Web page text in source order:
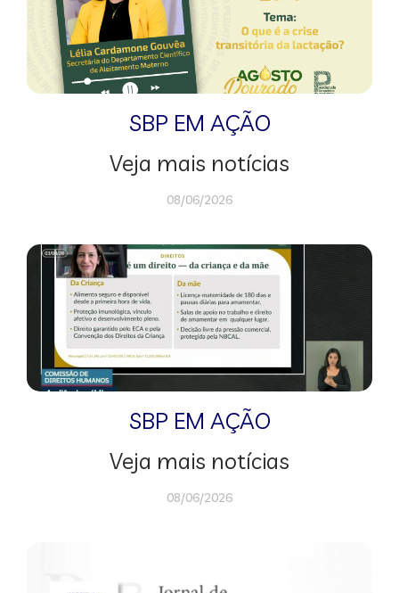
SBP EM AÇÃO
Veja mais notícias
08/06/2026
SBP EM AÇÃO
Veja mais notícias
08/06/2026